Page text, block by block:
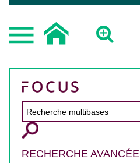
RECHERCHE AVANCÉE